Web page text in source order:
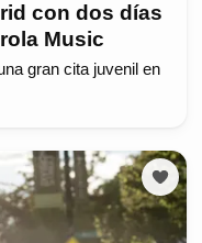
con dos días
Music
gran cita juvenil en